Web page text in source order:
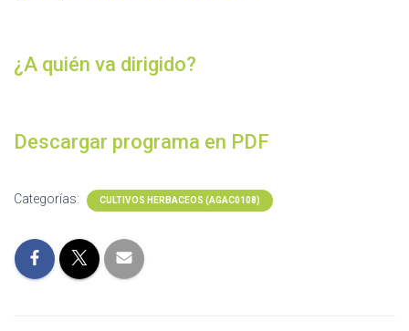
¿A quién va dirigido?
Descargar programa en PDF
Categorías: CULTIVOS HERBACEOS (AGAC0108)